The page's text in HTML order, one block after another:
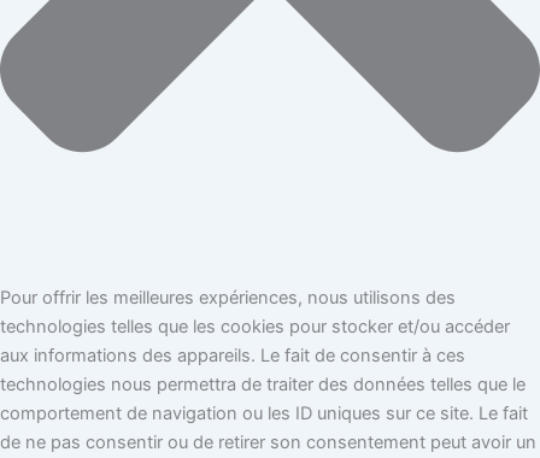
Pour offrir les meilleures expériences, nous utilisons des
technologies telles que les cookies pour stocker et/ou accéder
aux informations des appareils. Le fait de consentir à ces
technologies nous permettra de traiter des données telles que le
comportement de navigation ou les ID uniques sur ce site. Le fait
de ne pas consentir ou de retirer son consentement peut avoir un